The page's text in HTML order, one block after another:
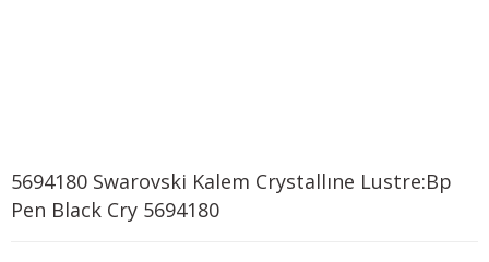
5694180 Swarovski Kalem Crystallıne Lustre:Bp
Pen Black Cry 5694180